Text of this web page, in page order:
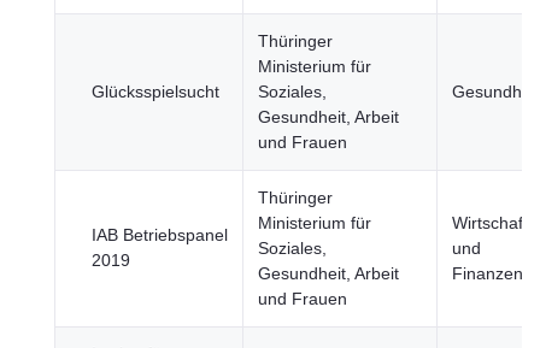
Glücksspielsucht
Thüringer
Ministerium für
Soziales,
Gesundheit, Arbeit
und Frauen
Gesundheit
IAB Betriebspanel
2019
Thüringer
Ministerium für
Soziales,
Gesundheit, Arbeit
und Frauen
Wirtschaft
und
Finanzen